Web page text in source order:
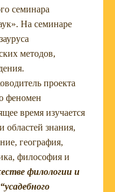
семинара
На семинаре
методов,
проекта
феномен
время изучается
областей знания,
география,
философия и
филологии и